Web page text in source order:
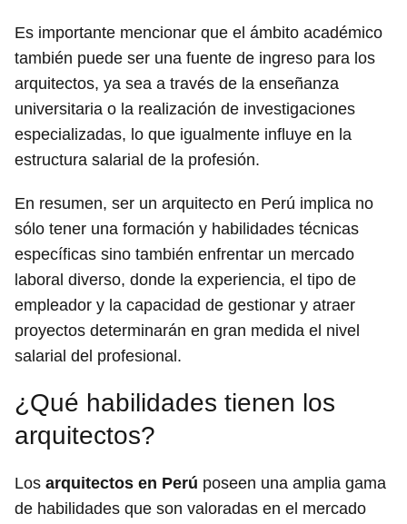
Es importante mencionar que el ámbito académico
también puede ser una fuente de ingreso para los
arquitectos, ya sea a través de la enseñanza
universitaria o la realización de investigaciones
especializadas, lo que igualmente influye en la
estructura salarial de la profesión.
En resumen, ser un arquitecto en Perú implica no
sólo tener una formación y habilidades técnicas
específicas sino también enfrentar un mercado
laboral diverso, donde la experiencia, el tipo de
empleador y la capacidad de gestionar y atraer
proyectos determinarán en gran medida el nivel
salarial del profesional.
¿Qué habilidades tienen los
arquitectos?
Los arquitectos en Perú poseen una amplia gama
de habilidades que son valoradas en el mercado